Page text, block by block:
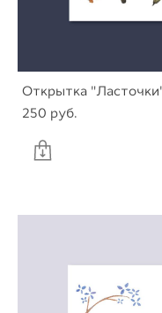
Открытка
250 pуб.